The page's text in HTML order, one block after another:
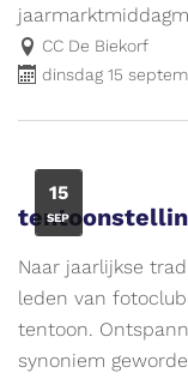
CC De Biekorf
dinsdag 15
DI15
SEP
Naar jaarlijkse
leden van
tentoon.
synoniem